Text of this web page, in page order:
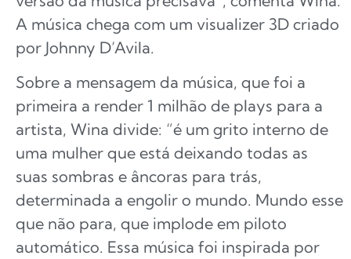
A música chega com um visualizer 3D criado
por Johnny D’Avila.
Sobre a mensagem da música, que foi a
primeira a render 1 milhão de plays para a
artista, Wina divide: “é um grito interno de
uma mulher que está deixando todas as
suas sombras e âncoras para trás,
determinada a engolir o mundo. Mundo esse
que não para, que implode em piloto
automático. Essa música foi inspirada por